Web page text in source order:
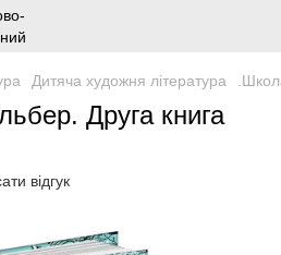
Дитяча художня література
Друга книга
відгук